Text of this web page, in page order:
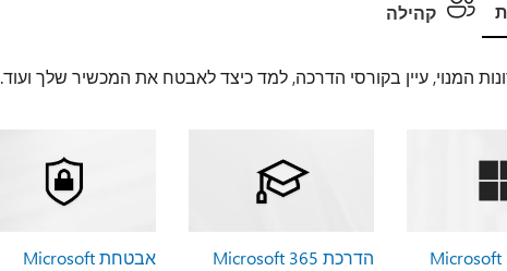
קהילה
המנוי, עיין בקורסי הדרכה, למד כיצד לאבטח את המכשיר שלך ועוד.
הטבות מינוי Microsoft
הדרכת Microsoft 365 אבטחת Microsoft